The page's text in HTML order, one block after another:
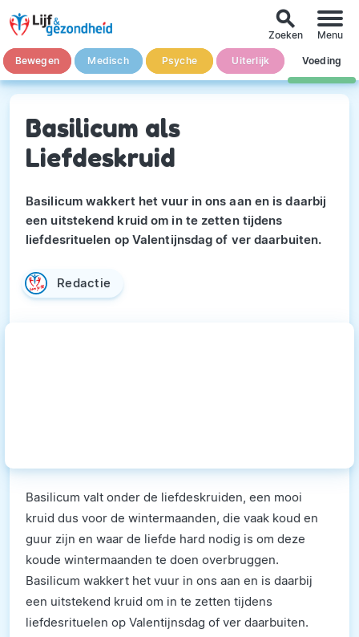
Bewegen Medisch Psyche Uiterlijk Voeding
search
Zoeken Menu
Basilicum als
Liefdeskruid
Basilicum wakkert het vuur in ons aan en is daarbij
een uitstekend kruid om in te zetten tijdens
liefdesrituelen op Valentijnsdag of ver daarbuiten.
Redactie
Basilicum valt onder de liefdeskruiden, een mooi
kruid dus voor de wintermaanden, die vaak koud en
guur zijn en waar de liefde hard nodig is om deze
koude wintermaanden te doen overbruggen.
Basilicum wakkert het vuur in ons aan en is daarbij
een uitstekend kruid om in te zetten tijdens
liefdesrituelen op Valentijnsdag of ver daarbuiten.